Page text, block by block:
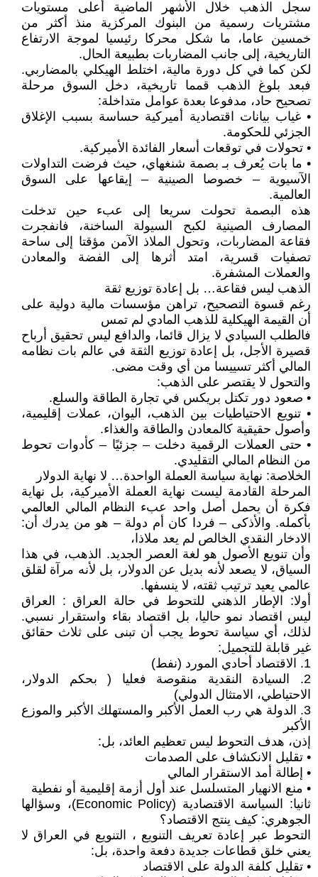
سجل الذهب خلال الأشهر الماضية أعلى مستويات
مشتريات رسمية من البنوك المركزية منذ أكثر من
خمسين عاما، ما شكل محركا رئيسيا لموجة الارتفاع
التاريخية، إلى جانب المضاربات بطبيعة الحال.
لكن كما في كل دورة مالية، اختلط الهيكلي بالمضاربي.
فبعد بلوغ الذهب قمما تاريخية، دخل السوق مرحلة
تصحيح حاد، مدفوعا بعدة عوامل متداخلة:
• غياب بيانات اقتصادية أميركية حساسة بسبب الإغلاق
الجزئي للحكومة.
• تحولات في توقعات أسعار الفائدة الأميركية.
• ما بات يُعرف بـ بصمة شنغهاي، حيث فرضت التداولات
الآسيوية – خصوصا الصينية – إيقاعها على السوق
العالمية.
هذه البصمة تحولت سريعا إلى عبء حين تدخلت
المصارف الصينية لكبح السيولة الساخنة، فانفجرت
فقاعة المضاربات، وتحول الملاذ الآمن مؤقتا إلى ساحة
تصفيات قسرية، امتد أثرها إلى الفضة والمعادن
والعملات المشفرة.
الذهب ليس فقاعة… بل إعادة توزيع ثقة
رغم قسوة التصحيح، تراهن مؤسسات مالية دولية على
أن القيمة الهيكلية للذهب المادي لم تمس
فالطلب السيادي لا يزال قائما، والدافع ليس تحقيق أرباح
قصيرة الأجل، بل إعادة توزيع الثقة في عالم بات نظامه
المالي أكثر تسييسا من أي وقت مضى.
والتحول لا يقتصر على الذهب:
• صعود دور تكتل بريكس في تجارة الطاقة والسلع.
• تنويع الاحتياطيات بين الذهب، اليوان، عملات إقليمية،
وأصول حقيقية كالمعادن والطاقة والغذاء.
• حتى العملات الرقمية دخلت – جزئيًا – كأدوات تحوط
من النظام المالي التقليدي.
الخلاصة: نهاية سياسة العملة الواحدة… لا نهاية الدولار
المرحلة القادمة ليست نهاية العملة الأميركية، بل نهاية
فكرة أن يحمل أصل واحد عبء النظام المالي العالمي
بأكمله. والأذكى – فردا كان أم دولة – هو من يدرك أن:
الادخار النقدي الخالص لم يعد ملاذا،
وأن تنويع الأصول هو لغة العصر الجديد. الذهب، في هذا
السياق، لا يصعد لأنه بديل عن الدولار، بل لأنه مرآة لقلق
عالمي يعيد ترتيب ثقته، لا ينسفها.
أولا: الإطار الذهني للتحوط في حالة العراق : العراق
ليس اقتصاد نمو حاليا، بل اقتصاد بقاء واستقرار نسبي.
لذلك، أي سياسة تحوط يجب أن تبنى على ثلاث حقائق
غير قابلة للتجميل:
1. الاقتصاد أحادي المورد (نفط)
2. السيادة النقدية منقوصة فعليا ( بحكم الدولار،
الاحتياطي، الامتثال الدولي)
3. الدولة هي رب العمل الأكبر والمستهلك الأكبر والموزع
الأكبر
إذن، هدف التحوط ليس تعظيم العائد، بل:
• تقليل الانكشاف على الصدمات
• إطالة أمد الاستقرار المالي
• منع الانهيار المتسلسل عند أول أزمة إقليمية أو نفطية
ثانيا: السياسة الاقتصادية (Economic Policy)، وسؤالها
الجوهري: كيف ينتج الاقتصاد؟
التحوط عبر إعادة تعريف التنويع ، التنويع في العراق لا
يعني خلق قطاعات جديدة دفعة واحدة، بل:
• تقليل كلفة الدولة على الاقتصاد